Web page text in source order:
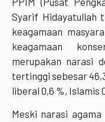
Syarif Hidayatullah
keagamaan
keagamaan
merupakan narasi
tertinggi sebesar
liberal 0,6 %, Islamis
Meski narasi